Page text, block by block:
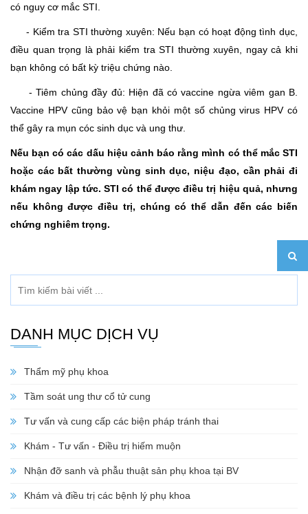
có nguy cơ mắc STI.
- Kiểm tra STI thường xuyên: Nếu bạn có hoạt động tình dục,
điều quan trọng là phải kiểm tra STI thường xuyên, ngay cả khi
bạn không có bất kỳ triệu chứng nào.
- Tiêm chủng đầy đủ: Hiện đã có vaccine ngừa viêm gan B.
Vaccine HPV cũng bảo vệ bạn khỏi một số chủng virus HPV có
thể gây ra mụn cóc sinh dục và ung thư.
Nếu bạn có các dấu hiệu cảnh báo rằng mình có thể mắc STI
hoặc các bất thường vùng sinh dục, niệu đạo, cần phải đi
khám ngay lập tức. STI có thể được điều trị hiệu quả, nhưng
nếu không được điều trị, chúng có thể dẫn đến các biến
chứng nghiêm trọng.
DANH MỤC DỊCH VỤ
Thẩm mỹ phụ khoa
Tầm soát ung thư cổ tử cung
Tư vấn và cung cấp các biện pháp tránh thai
Khám - Tư vấn - Điều trị hiếm muộn
Nhận đỡ sanh và phẫu thuật sản phụ khoa tại BV
Khám và điều trị các bệnh lý phụ khoa